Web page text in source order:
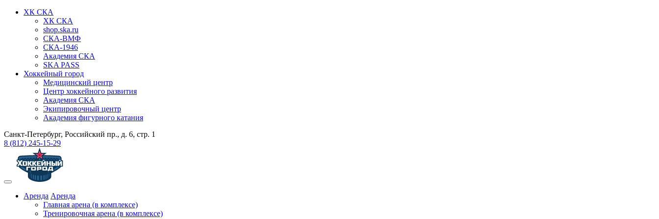
ХК СКА
ХК СКА
shop.ska.ru
СКА-ВМФ
СКА-1946
Академия СКА
SKA PASS
Хоккейный город
Медицинский центр
Центр хоккейного развития
Академия СКА
Экипировочный центр
Академия фигурного катания
Санкт-Петербург, Российский пр., д. 6, стр. 1
8 (812) 245-15-29
Аренда Аренда
Главная арена (в комплексе)
Тренировочная арена (в комплексе)